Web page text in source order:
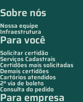
Sobre nós
Nossa equipe
Infraestrutura
Para você
Solicitar certidão
Serviços Cadastrais
Certidões mais solicitadas
Demais certidões
Cartórios atendidos
2ª via de boleto
Consulta do pedido
Para empresa